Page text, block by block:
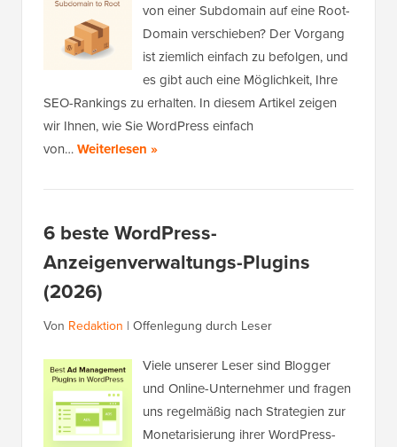
von einer Subdomain auf eine Root-
Domain verschieben? Der Vorgang
ist ziemlich einfach zu befolgen, und
es gibt auch eine Möglichkeit, Ihre
SEO-Rankings zu erhalten. In diesem Artikel zeigen
wir Ihnen, wie Sie WordPress einfach
von…Weiterlesen »
6 beste WordPress-
Anzeigenverwaltungs-Plugins
(2026)
Von Redaktion | Offenlegung durch Leser
Viele unserer Leser sind Blogger
und Online-Unternehmer und fragen
uns regelmäßig nach Strategien zur
Monetarisierung ihrer WordPress-